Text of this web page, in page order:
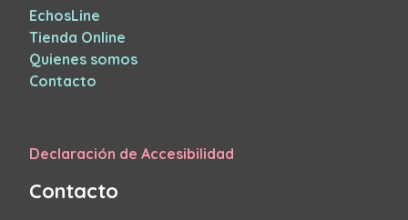
EchosLine
Tienda Online
Quienes somos
Contacto
Declaración de Accesibilidad
Contacto